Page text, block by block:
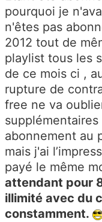
pourquoi je
n'êtes pas
2012 tout de
playlist tous les
de ce mois ci ,
rupture de
free ne va
abonnement au
mais j'ai
payé le même
attendant pour
illimité avec du
constamment.